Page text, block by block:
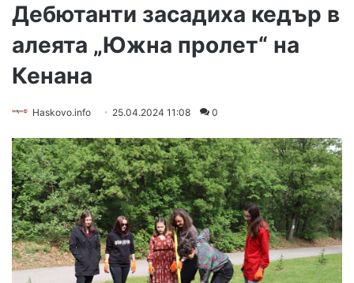
Дебютанти засадиха кедър в
алеята „Южна пролет“ на
Кенана
Haskovo.info 25.04.2024 11:08 0